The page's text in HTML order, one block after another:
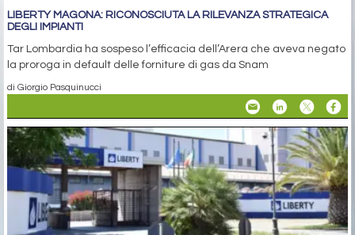
LIBERTY MAGONA: RICONOSCIUTA LA RILEVANZA STRATEGICA
DEGLI IMPIANTI
Tar Lombardia ha sospeso l’efficacia dell’Arera che aveva negato
la proroga in default delle forniture di gas da Snam
di Giorgio Pasquinucci